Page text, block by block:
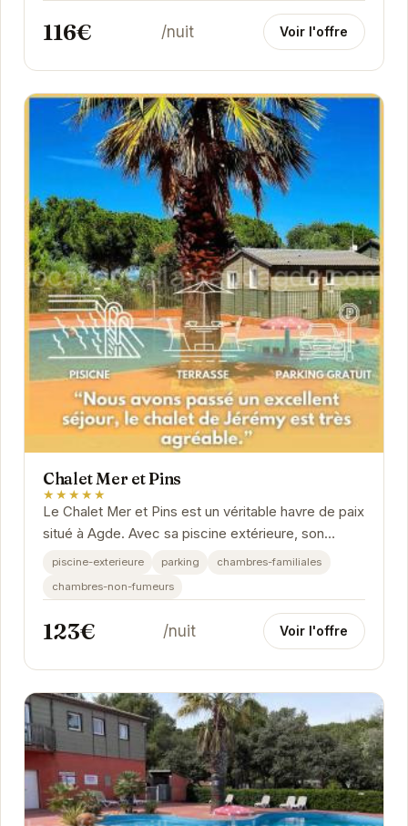
116€ /nuit Voir l'offre
Chalet Mer et Pins
★★★★★
Le Chalet Mer et Pins est un véritable havre de paix
situé à Agde. Avec sa piscine extérieure, son
parking et ses chambres familiales...
piscine-exterieure parking
chambres-familiales
chambres-non-fumeurs
123€ /nuit Voir l'offre